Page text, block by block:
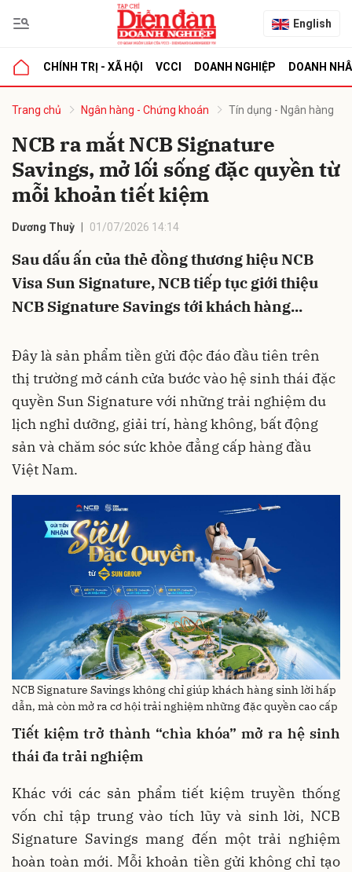
English
CHÍNH TRỊ - XÃ HỘI VCCI DOANH NGHIỆP DOANH
Trang chủ Ngân hàng - Chứng khoán Tín dụng - Ngân hàng
NCB ra mắt NCB Signature
Savings, mở lối sống đặc quyền từ
mỗi khoản tiết kiệm
Dương Thuỳ 01/07/2026 14:14
Sau dấu ấn của thẻ đồng thương hiệu NCB
Visa Sun Signature, NCB tiếp tục giới thiệu
NCB Signature Savings tới khách hàng...
Đây là sản phẩm tiền gửi độc đáo đầu tiên trên
thị trường mở cánh cửa bước vào hệ sinh thái đặc
quyền Sun Signature với những trải nghiệm du
lịch nghỉ dưỡng, giải trí, hàng không, bất động
sản và chăm sóc sức khỏe đẳng cấp hàng đầu
Việt Nam.
NCB Signature Savings không chỉ giúp khách hàng sinh lời hấp
dẫn, mà còn mở ra cơ hội trải nghiệm những đặc quyền cao cấp
Tiết kiệm trở thành “chìa khóa” mở ra hệ sinh
thái đa trải nghiệm
Khác với các sản phẩm tiết kiệm truyền thống
vốn chỉ tập trung vào tích lũy và sinh lời, NCB
Signature Savings mang đến một trải nghiệm
hoàn toàn mới. Mỗi khoản tiền gửi không chỉ tạo
luận
Hủy